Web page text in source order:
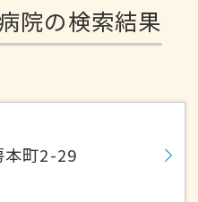
院の検索結果
本町2-29